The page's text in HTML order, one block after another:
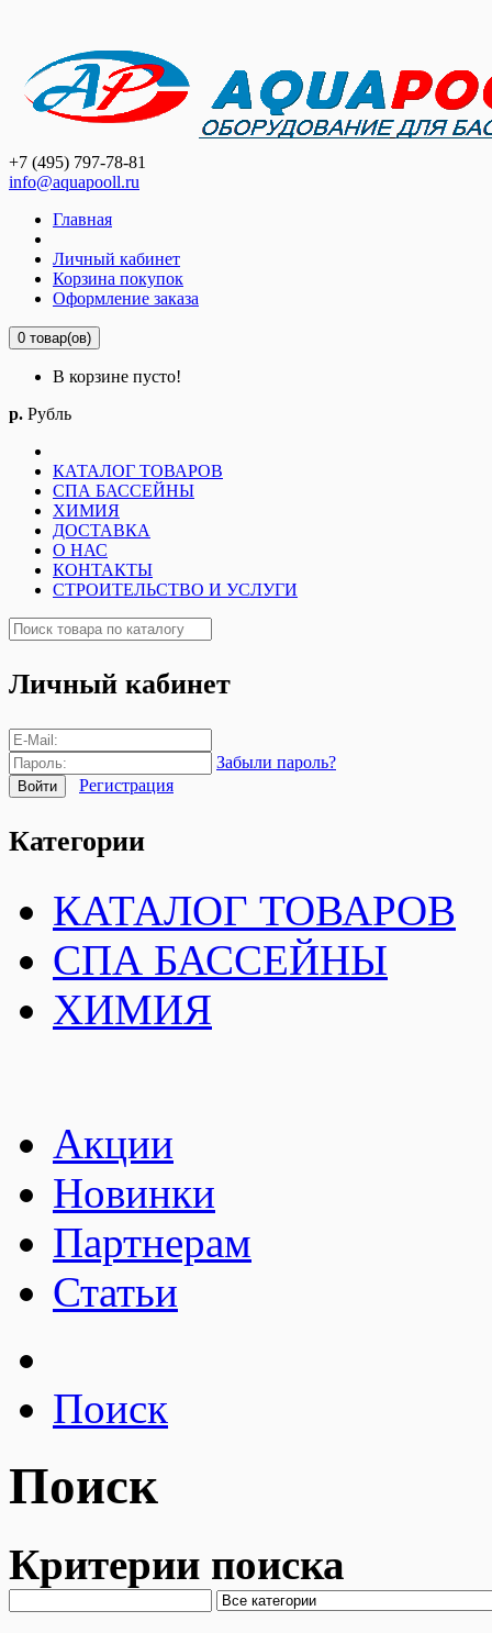
+7 (495) 797-78-81
info@aquapooll.ru
Главная
Личный кабинет
Корзина покупок
Оформление заказа
0 товар(ов)
В корзине пусто!
р. Рубль
КАТАЛОГ ТОВАРОВ
СПА БАССЕЙНЫ
ХИМИЯ
ДОСТАВКА
О НАС
КОНТАКТЫ
СТРОИТЕЛЬСТВО И УСЛУГИ
Личный кабинет
Забыли пароль?
Регистрация
Категории
КАТАЛОГ ТОВАРОВ
СПА БАССЕЙНЫ
ХИМИЯ
Акции
Новинки
Партнерам
Статьи
Поиск
Поиск
Критерии поиска